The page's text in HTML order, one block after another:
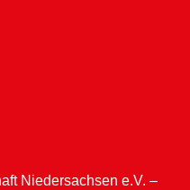
Niedersachsen e.V. –